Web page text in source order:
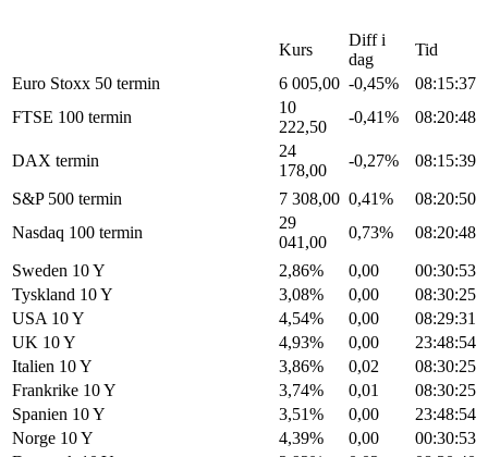
Kurs
Diff i
dag
Tid
Euro Stoxx 50 termin
6 005,00 -0,45%
08:15:37
FTSE 100 termin
10
222,50
-0,41% 08:20:48
DAX termin
24
178,00
-0,27% 08:15:39
S&P 500 termin 7 308,00 0,41%
08:20:50
Nasdaq 100 termin
29
041,00
0,73% 08:20:48
Sweden 10 Y 2,86% 0,00
00:30:53
Tyskland 10 Y
3,08% 0,00
08:30:25
USA 10 Y
4,54% 0,00
08:29:31
UK 10 Y
4,93% 0,00
23:48:54
Italien 10 Y
3,86% 0,02
08:30:25
Frankrike 10 Y
3,74% 0,01
08:30:25
Spanien 10 Y
3,51% 0,00
23:48:54
Norge 10 Y
4,39% 0,00
00:30:53